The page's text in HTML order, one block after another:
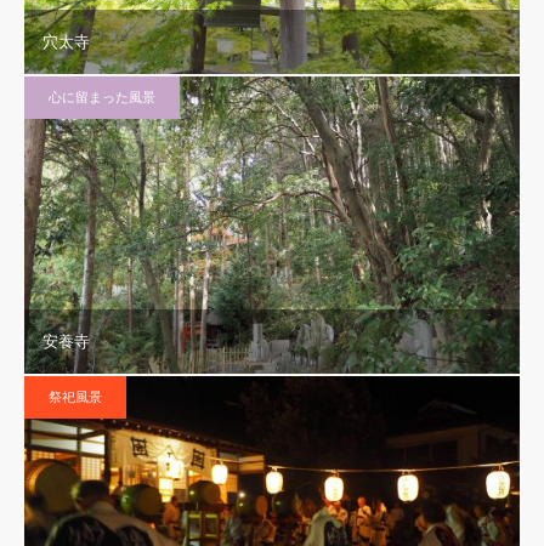
穴太寺
心に留まった風景
安養寺
祭祀風景